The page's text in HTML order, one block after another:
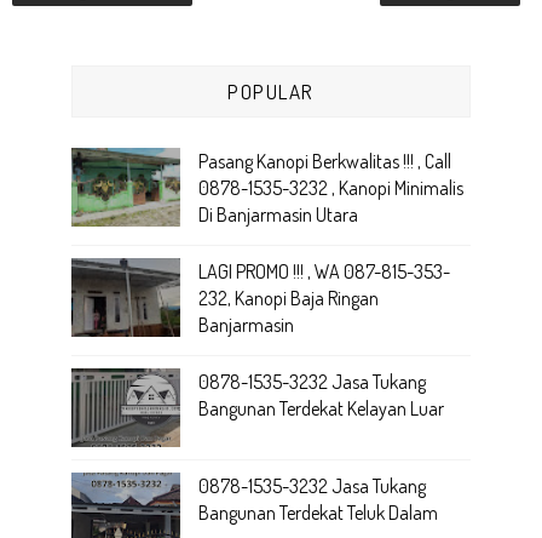
POPULAR
Pasang Kanopi Berkwalitas !!! , Call
0878-1535-3232 , Kanopi Minimalis
Di Banjarmasin Utara
LAGI PROMO !!! , WA 087-815-353-
232, Kanopi Baja Ringan
Banjarmasin
0878-1535-3232 Jasa Tukang
Bangunan Terdekat Kelayan Luar
0878-1535-3232 Jasa Tukang
Bangunan Terdekat Teluk Dalam